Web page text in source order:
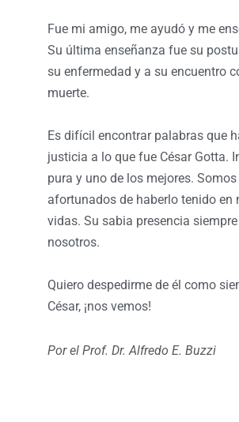
Fue mi amigo, me ayudó y me
Su última enseñanza fue su
su enfermedad y a su encuentro
muerte.
Es difícil encontrar palabras que
justicia a lo que fue César Gotta.
pura y uno de los mejores.
afortunados de haberlo tenido en
vidas. Su sabia presencia
nosotros.
Quiero despedirme de él como
César, ¡nos vemos!
Por el Prof. Dr. Alfredo E. Buzzi